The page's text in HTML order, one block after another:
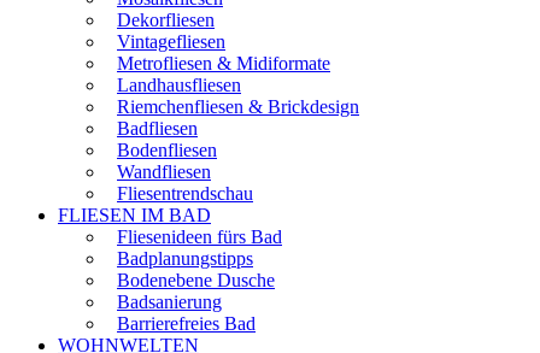
Dekorfliesen
Vintagefliesen
Metrofliesen & Midiformate
Landhausfliesen
Riemchenfliesen & Brickdesign
Badfliesen
Bodenfliesen
Wandfliesen
Fliesentrendschau
FLIESEN IM BAD
Fliesenideen fürs Bad
Badplanungstipps
Bodenebene Dusche
Badsanierung
Barrierefreies Bad
WOHNWELTEN